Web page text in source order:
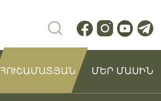
ՀՈՒՇԱՄԱՏՅԱՆ ՄԵՐ ՄԱՍԻՆ